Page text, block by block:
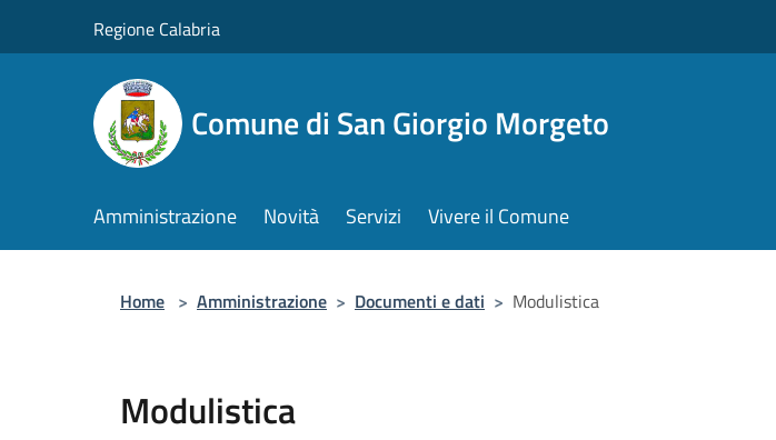
Regione Calabria
Comune di San Giorgio Morgeto
Amministrazione Novità Servizi Vivere il Comune
Home > Amministrazione > Documenti e dati > Modulistica
Modulistica